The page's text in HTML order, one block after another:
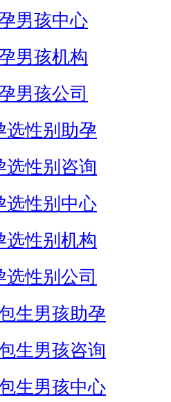
男孩中心
男孩机构
男孩公司
选性别助孕
选性别咨询
选性别中心
选性别机构
选性别公司
生男孩助孕
生男孩咨询
生男孩中心